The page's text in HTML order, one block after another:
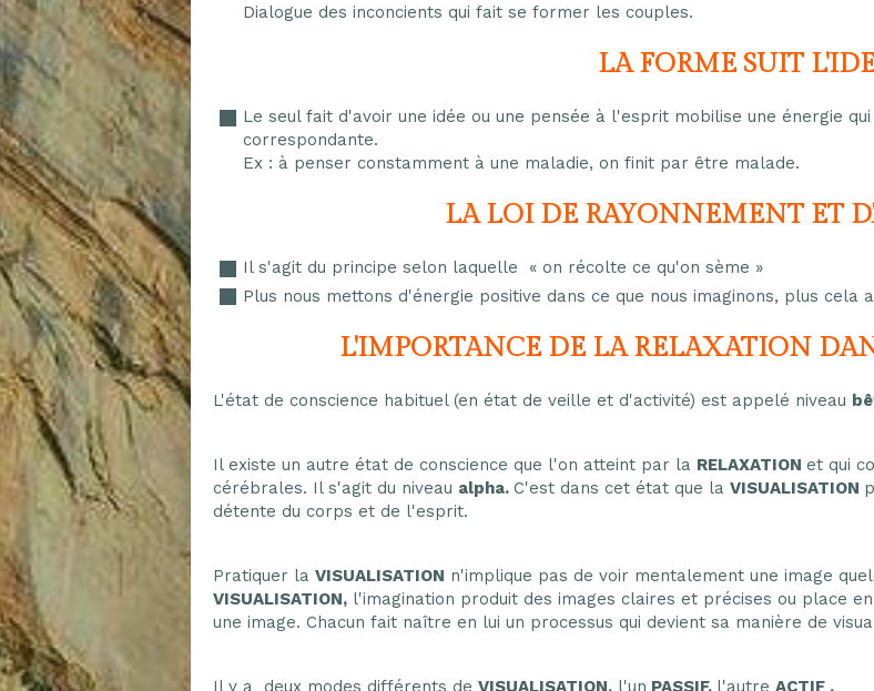
Dialogue des inconcients qui fait se former les couples.
LA FORME SUIT
Le seul fait d'avoir une idée ou une pensée à l'esprit mobilise une énergie
correspondante.
Ex : à penser constamment à une maladie, on finit par être malade.
LA LOI DE RAYONNEMENT ET
Il s'agit du principe selon laquelle « on récolte ce qu'on sème »
Plus nous mettons d'énergie positive dans ce que nous imaginons, plus cela
L'IMPORTANCE DE LA RELAXATION
L'état de conscience habituel (en état de veille et d'activité) est appelé niveau
Il existe un autre état de conscience que l'on atteint par la RELAXATION et qui
cérébrales. Il s'agit du niveau alpha. C'est dans cet état que la VISUALISATION
détente du corps et de l'esprit.
Pratiquer la VISUALISATION n'implique pas de voir mentalement une image
VISUALISATION, l'imagination produit des images claires et précises ou place
une image. Chacun fait naître en lui un processus qui devient sa manière de
Il y a deux modes différents de VISUALISATION, l'un PASSIF, l'autre ACTIF .